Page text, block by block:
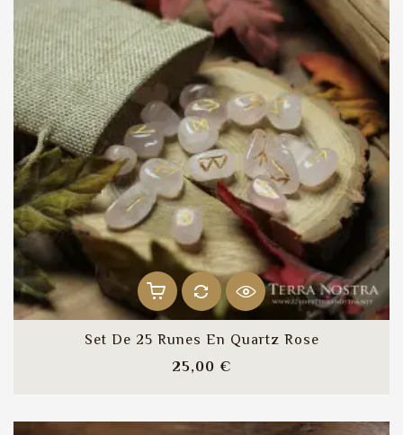
Set De 25 Runes En Quartz Rose
25,00 €